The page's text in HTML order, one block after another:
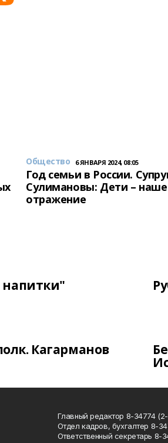
Общество 6 ЯНВАРЯ 2024, 08:05
Год семьи в России.
Сулимановы: Дети – наше
отражение
напитки"
Кагарманов
Главный редактор 8-34774 (2-
Отдел кадров, бухгалтер 8-
Ответственный секретарь 8-